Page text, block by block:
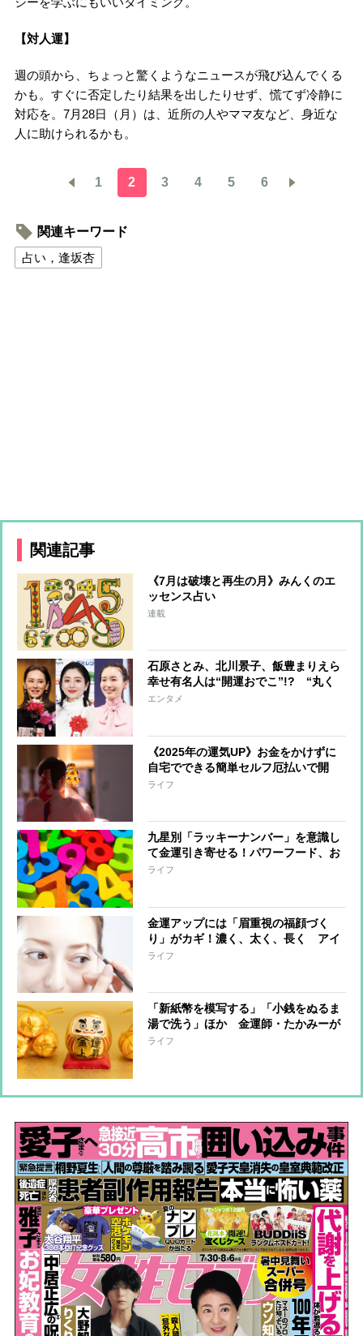
【対人運】
週の頭から、ちょっと驚くようなニュースが飛び込んでくる
かも。すぐに否定したり結果を出したりせず、慌てず冷静に
対応を。7月28日（月）は、近所の人やママ友など、身近な
人に助けられるかも。
1 2 3 4 5 6
関連キーワード
占い，逢坂杏
関連記事
《7月は破壊と再生の月》みんくのエ
ッセンス占い
連載
石原さとみ、北川景子、飯豊まりえら
幸せ有名人は“開運おでこ”!? “丸く
て広い最強おでこ”の作り方を専門家
エンタメ
《2025年の運気UP》お金をかけずに
自宅でできる簡単セルフ厄払いで開
運！厄を祓って吉を呼び込む
ライフ
九星別「ラッキーナンバー」を意識し
て金運引き寄せる！パワーフード、お
掃除すべきエリアは？
ライフ
金運アップには「眉重視の福顔づく
り」がカギ！濃く、太く、長く アイ
カラーはゴールド・グリーンを
ライフ
「新紙幣を模写する」「小銭をぬるま
湯で洗う」ほか 金運師・たかみーが
教える金運招来のアクション
ライフ